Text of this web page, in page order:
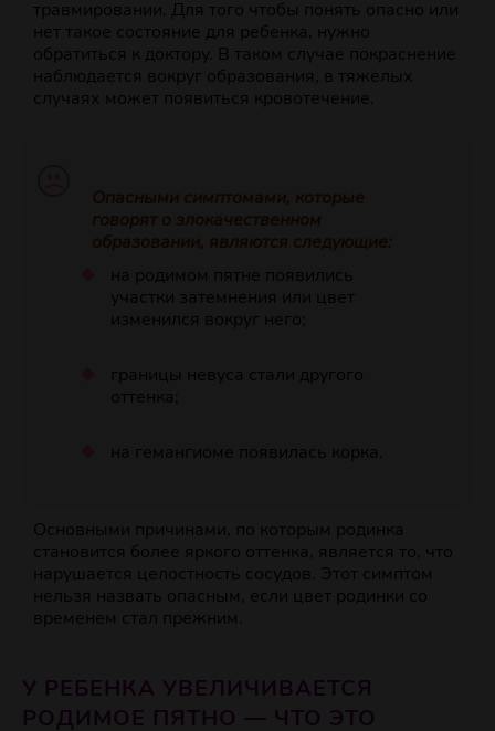
травмировании. Для того чтобы понять опасно или
нет такое состояние для ребенка, нужно
обратиться к доктору. В таком случае покраснение
наблюдается вокруг образования, в тяжелых
случаях может появиться кровотечение.
Опасными симптомами, которые
говорят о злокачественном
образовании, являются следующие:
на родимом пятне появились
участки затемнения или цвет
изменился вокруг него;
границы невуса стали другого
оттенка;
на гемангиоме появилась корка.
Основными причинами, по которым родинка
становится более яркого оттенка, является то, что
нарушается целостность сосудов. Этот симптом
нельзя назвать опасным, если цвет родинки со
временем стал прежним.
У РЕБЕНКА УВЕЛИЧИВАЕТСЯ
РОДИМОЕ ПЯТНО — ЧТО ЭТО